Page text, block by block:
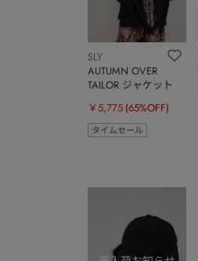
SLY
AUTUMN OVER
TAILOR ジャケット
￥5,775 (65%OFF)
タイムセール